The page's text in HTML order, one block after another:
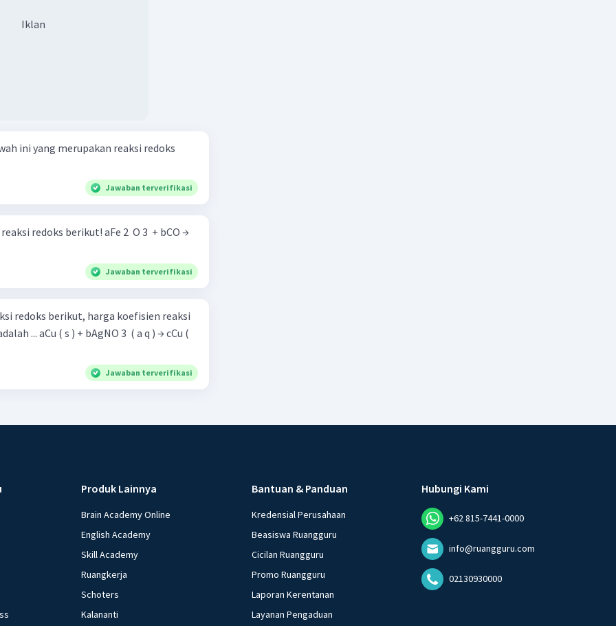
Iklan
ini yang merupakan reaksi redoks
Jawaban terverifikasi
berikut! aFe 2 ​ O 3 ​ + bCO →
Jawaban terverifikasi
redoks berikut, harga koefisien reaksi
( a q ) → cCu (
Jawaban terverifikasi
Produk Lainnya
Brain Academy Online
English Academy
Skill Academy
Ruangkerja
Schoters
Kalananti
Bantuan & Panduan
Kredensial Perusahaan
Beasiswa Ruangguru
Cicilan Ruangguru
Promo Ruangguru
Laporan Kerentanan
Layanan Pengaduan
Hubungi Kami
+62 815-7441-0000
info@ruangguru.com
02130930000